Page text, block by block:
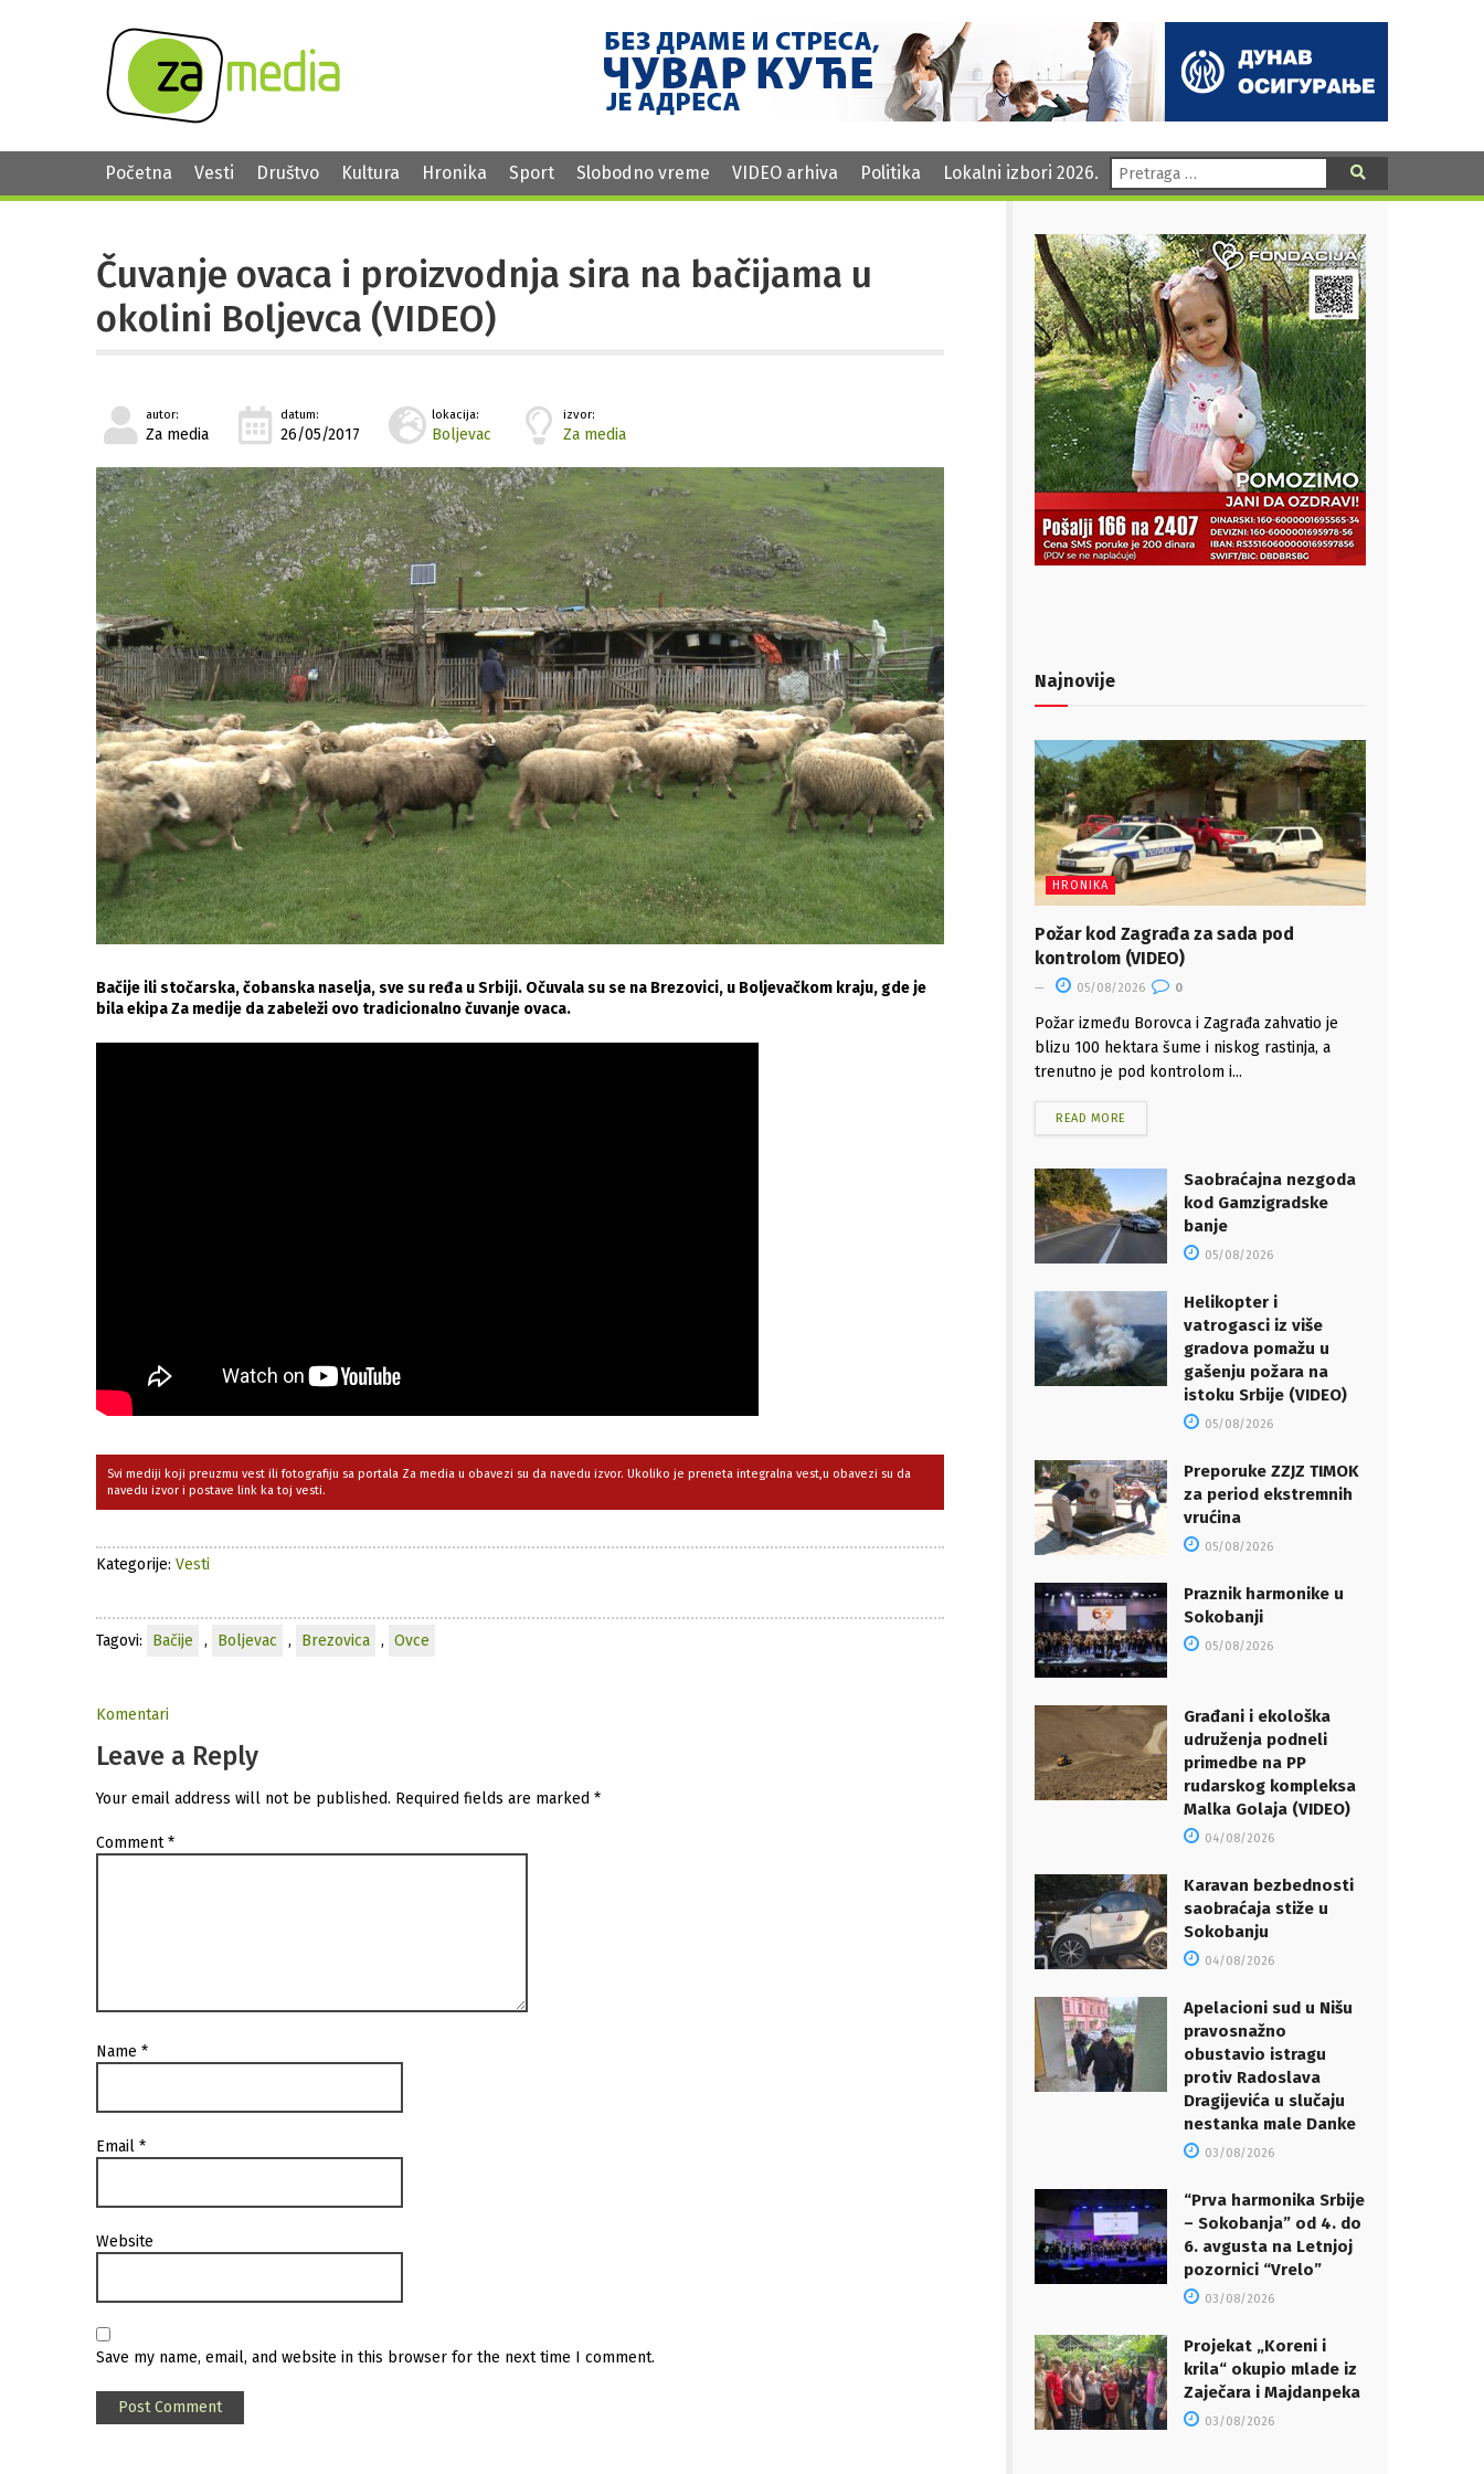
Početna Vesti Društvo Kultura Hronika Sport Slobodno vreme VIDEO arhiva Politika Lokalni izbori 2026. Pretraga:
Čuvanje ovaca i proizvodnja sira na bačijama u
okolini Boljevca (VIDEO)
autor:
Za media
datum:
26/05/2017
lokacija:
Boljevac
izvor:
Za media
Bačije ili stočarska, čobanska naselja, sve su ređa u Srbiji. Očuvala su se na Brezovici, u Boljevačkom kraju, gde je
bila ekipa Za medije da zabeleži ovo tradicionalno čuvanje ovaca.
Svi mediji koji preuzmu vest ili fotografiju sa portala Za media u obavezi su da navedu izvor. Ukoliko je preneta integralna vest,u obavezi su da
navedu izvor i postave link ka toj vesti.
Kategorije: Vesti
Tagovi: Bačije , Boljevac , Brezovica , Ovce
Komentari
Leave a Reply
Your email address will not be published. Required fields are marked *
Comment*
Name *
Email *
Website
Save my name, email, and website in this browser for the next time I comment.
Najnovije
HRONIKA
Požar kod Zagrađa za sada pod
kontrolom (VIDEO)
05/08/2026 0
Požar između Borovca i Zagrađa zahvatio je
blizu 100 hektara šume i niskog rastinja, a
trenutno je pod kontrolom i...
READ MORE
Saobraćajna nezgoda
kod Gamzigradske
banje
05/08/2026
Helikopter i
vatrogasci iz više
gradova pomažu u
gašenju požara na
istoku Srbije (VIDEO)
05/08/2026
Preporuke ZZJZ TIMOK
za period ekstremnih
vrućina
05/08/2026
Praznik harmonike u
Sokobanji
05/08/2026
Građani i ekološka
udruženja podneli
primedbe na PP
rudarskog kompleksa
Malka Golaja (VIDEO)
04/08/2026
Karavan bezbednosti
saobraćaja stiže u
Sokobanju
04/08/2026
Apelacioni sud u Nišu
pravosnažno
obustavio istragu
protiv Radoslava
Dragijevića u slučaju
nestanka male Danke
03/08/2026
“Prva harmonika Srbije
– Sokobanja” od 4. do
6. avgusta na Letnjoj
pozornici “Vrelo”
03/08/2026
Projekat „Koreni i
krila“ okupio mlade iz
Zaječara i Majdanpeka
03/08/2026